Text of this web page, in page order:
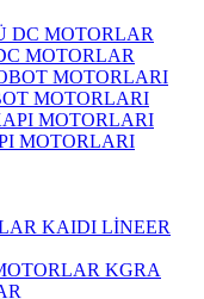
MOTORLAR
MOTORLARI
MOTORLARI
KAIDI LİNEER
KGRA